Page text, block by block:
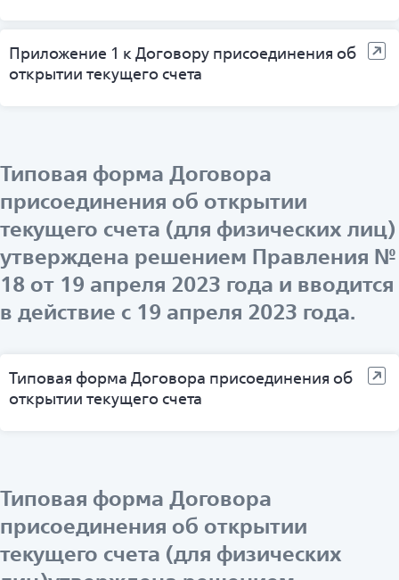
Приложение 1 к Договору присоединения об
открытии текущего счета
Типовая форма Договора
присоединения об открытии
текущего счета (для физических лиц)
утверждена решением Правления №
18 от 19 апреля 2023 года и вводится
в действие с 19 апреля 2023 года.
Типовая форма Договора присоединения об
открытии текущего счета
Типовая форма Договора
присоединения об открытии
текущего счета (для физических